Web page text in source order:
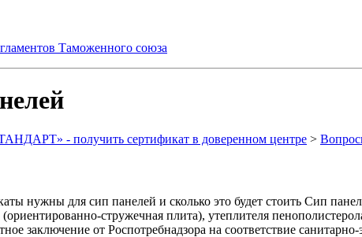
Таможенного союза
- получить сертификат в доверенном центре >
нужны для сип панелей и сколько это будет стоить Сип
стружечная плита), утеплителя
заключение от Роспотребнадзора на соответствие